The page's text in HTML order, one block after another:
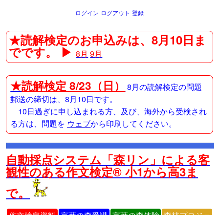
ログイン ログアウト 登録
★読解検定のお申込みは、8月10日ま
でです。 ▶8月 9月
★読解検定 8/23（日）
8月の読解検定の問題
郵送の締切は、8月10日です。
10日過ぎに申し込まれる方、及び、海外から受検され
る方は、問題を ウェブから印刷してください。
自動採点システム「森リン」による客
観性のある作文検定® 小1から高3ま
で。